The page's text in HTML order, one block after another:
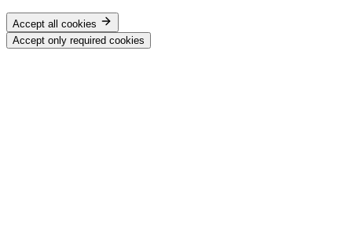
Accept all cookies
Accept only required cookies